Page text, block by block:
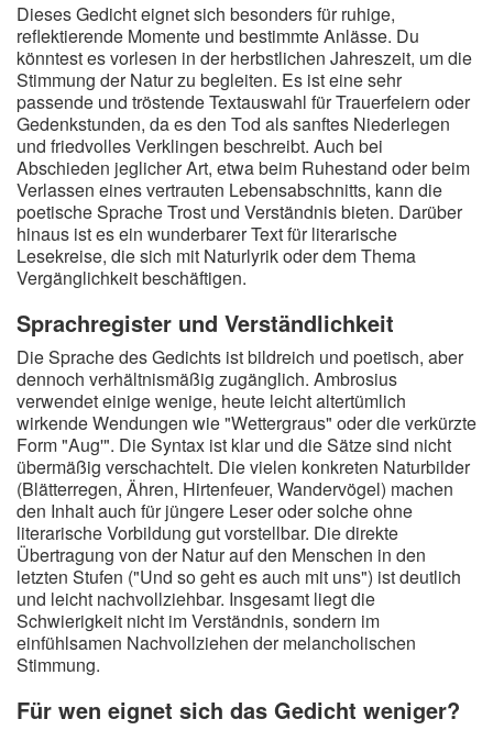
Dieses Gedicht eignet sich besonders für ruhige,
reflektierende Momente und bestimmte Anlässe. Du
könntest es vorlesen in der herbstlichen Jahreszeit, um die
Stimmung der Natur zu begleiten. Es ist eine sehr
passende und tröstende Textauswahl für Trauerfeiern oder
Gedenkstunden, da es den Tod als sanftes Niederlegen
und friedvolles Verklingen beschreibt. Auch bei
Abschieden jeglicher Art, etwa beim Ruhestand oder beim
Verlassen eines vertrauten Lebensabschnitts, kann die
poetische Sprache Trost und Verständnis bieten. Darüber
hinaus ist es ein wunderbarer Text für literarische
Lesekreise, die sich mit Naturlyrik oder dem Thema
Vergänglichkeit beschäftigen.
Sprachregister und Verständlichkeit
Die Sprache des Gedichts ist bildreich und poetisch, aber
dennoch verhältnismäßig zugänglich. Ambrosius
verwendet einige wenige, heute leicht altertümlich
wirkende Wendungen wie "Wettergraus" oder die verkürzte
Form "Aug'". Die Syntax ist klar und die Sätze sind nicht
übermäßig verschachtelt. Die vielen konkreten Naturbilder
(Blätterregen, Ähren, Hirtenfeuer, Wandervögel) machen
den Inhalt auch für jüngere Leser oder solche ohne
literarische Vorbildung gut vorstellbar. Die direkte
Übertragung von der Natur auf den Menschen in den
letzten Stufen ("Und so geht es auch mit uns") ist deutlich
und leicht nachvollziehbar. Insgesamt liegt die
Schwierigkeit nicht im Verständnis, sondern im
einfühlsamen Nachvollziehen der melancholischen
Stimmung.
Für wen eignet sich das Gedicht weniger?